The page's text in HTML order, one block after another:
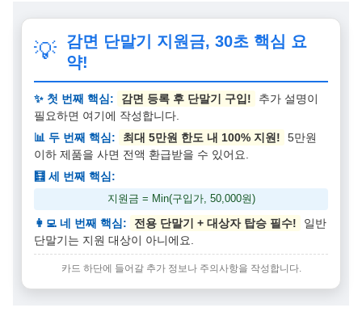
💡 감면 단말기 지원금, 30초 핵심 요
약!
✨ 첫 번째 핵심: 감면 등록 후 단말기 구입!
추가 설명이
필요하면 여기에 작성합니다.
📊 두 번째 핵심:
최대 5만원 한도 내 100% 지원!
5만원
이하 제품을 사면 전액 환급받을 수 있어요.
🧮 세 번째 핵심:
지원금 = Min(구입가, 50,000원)
👩‍💻 네 번째 핵심: 전용 단말기 + 대상자 탑승 필수!
일반
단말기는 지원 대상이 아니에요.
카드 하단에 들어갈 추가 정보나 주의사항을 작성합니다.